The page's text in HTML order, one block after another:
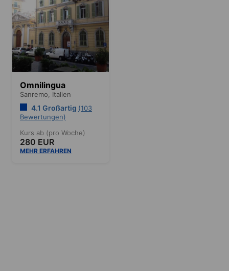
Omnilingua
Sanremo, Italien
4.1 Großartig (103
Bewertungen)
Kurs ab (pro Woche)
280 EUR
MEHR ERFAHREN